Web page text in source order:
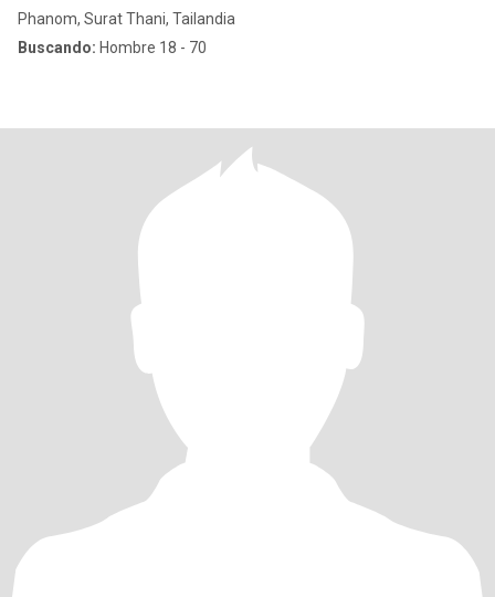
Phanom, Surat Thani, Tailandia
Buscando: Hombre 18 - 70